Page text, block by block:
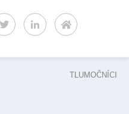
TLUMOČNÍCI